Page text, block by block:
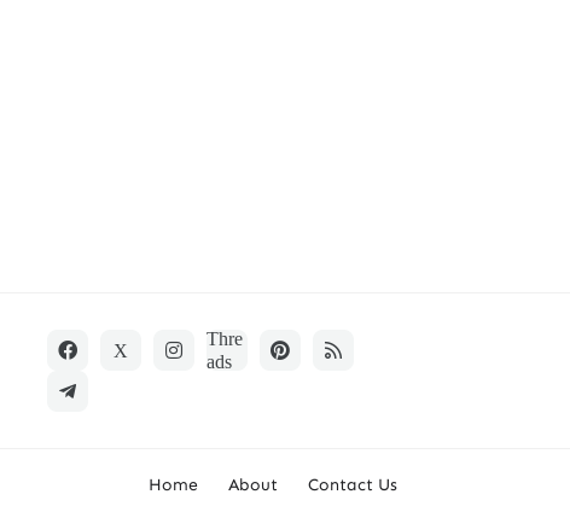
Home About Contact Us